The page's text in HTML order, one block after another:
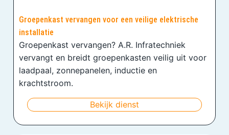
Groepenkast vervangen voor een veilige elektrische
installatie
Groepenkast vervangen? A.R. Infratechniek
vervangt en breidt groepenkasten veilig uit voor
laadpaal, zonnepanelen, inductie en
krachtstroom.
Bekijk dienst